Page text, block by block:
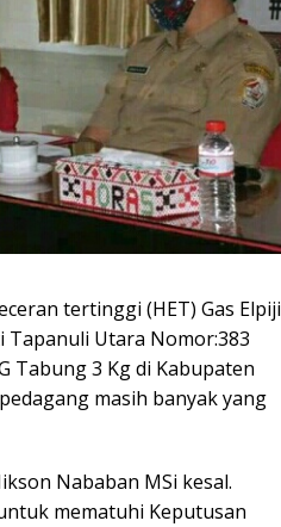
tertinggi (HET) Gas Elpiji
Tapanuli Utara Nomor:383
Tabung 3 Kg di Kabupaten
masih banyak yang
Nababan MSi kesal.
mematuhi Keputusan